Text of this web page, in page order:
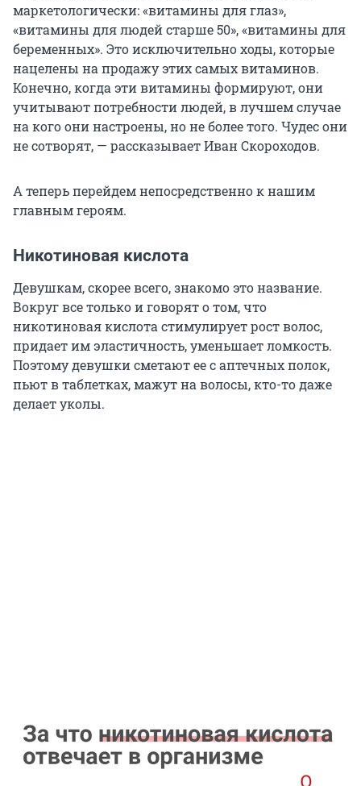
маркетологически: «витамины для глаз»,
«витамины для людей старше 50», «витамины для
беременных». Это исключительно ходы, которые
нацелены на продажу этих самых витаминов.
Конечно, когда эти витамины формируют, они
учитывают потребности людей, в лучшем случае
на кого они настроены, но не более того. Чудес они
не сотворят, — рассказывает Иван Скороходов.
А теперь перейдем непосредственно к нашим
главным героям.
Никотиновая кислота
Девушкам, скорее всего, знакомо это название.
Вокруг все только и говорят о том, что
никотиновая кислота стимулирует рост волос,
придает им эластичность, уменьшает ломкость.
Поэтому девушки сметают ее с аптечных полок,
пьют в таблетках, мажут на волосы, кто-то даже
делает уколы.